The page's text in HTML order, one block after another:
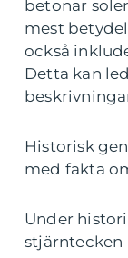
betonar
mest
också
Detta kan
Historisk
med fakta
Under
stjärntecken